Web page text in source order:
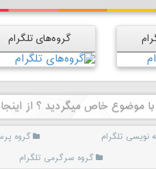
گروه‌های تلگرام
با موضوع خاص میگردید ؟ از
نویسی تلگرام گروه
گروه سرگرمی تلگرام